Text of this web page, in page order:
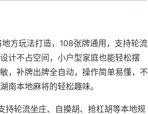
地方玩法打造，108张牌通用，支持轮流
计不占空间，小户型家庭也能轻松摆
，补牌出牌全自动，操作简单易懂，不
南本地麻将的轻松趣味。
持轮流坐庄、自摸胡、抢杠胡等本地规